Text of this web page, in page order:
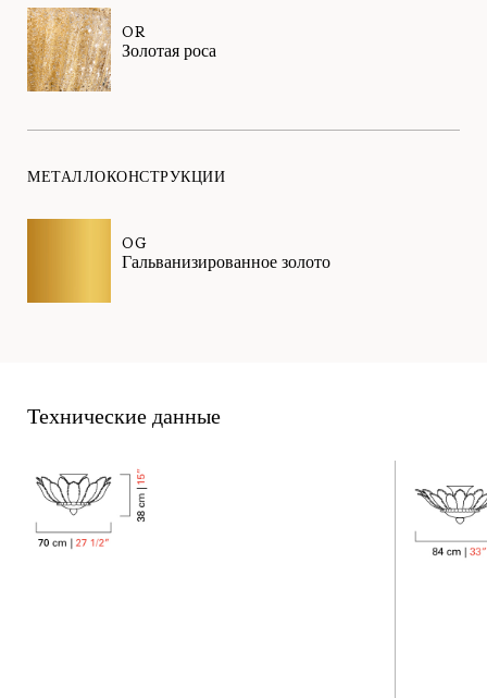
OR
Золотая роса
МЕТАЛЛОКОНСТРУКЦИИ
OG
Гальванизированное золото
Технические данные